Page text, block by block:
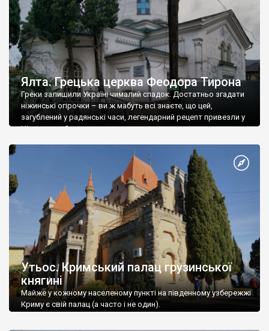
Ялта. Грецька церква Феодора Тирона
Греки залишили Україні чималий спадок. Достатньо згадати
ніжинські огірочки – ви ж мабуть всі знаєте, що цей,
загублений у радянські часи, легендарний рецепт привезли у
Ніжин греки?
Утьос. Кримський палац грузинської
княгині
Майже у кожному населеному пункті на південному узбережжі
Криму є свій палац (а часто і не один).